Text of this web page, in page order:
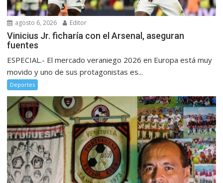
agosto 6, 2026 Editor
Vinicius Jr. ficharía con el Arsenal, aseguran
fuentes
ESPECIAL.- El mercado veraniego 2026 en Europa está muy
movido y uno de sus protagonistas es...
Deportes